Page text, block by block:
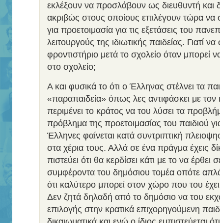
εκλέξουν να προσλάβουν ως διευθυντή και
ακριβώς στους οποίους επιλέγουν τώρα να
για προετοιμασία για τις εξετάσεις του
λειτουργούς της ιδιωτικής παιδείας. Γιατί να
φροντιστήριο μετά το σχολείο όταν μπορεί
στο σχολείο;
Α και φυσικά το ότι ο Έλληνας στέλνει τα
«παραπαιδεία» όπως λες αντιφάσκει με τον
περιμένει το κράτος να του λύσει τα
πρόβλημα της προετοιμασίας του παιδιού
Έλληνες φαίνεται κατά συντριπτική
στα χέρια τους. Αλλά σε ένα πράγμα έχεις
πιστεύει ότι θα κερδίσει κάτι με το να
συμφέροντα του δημόσιου τομέα οπότε
ότι καλύτερο μπορεί στον χώρο που του
Δεν ζητά δηλαδή από το δημόσιο να του
επιλογής στην κρατικά επιχορηγούμενη